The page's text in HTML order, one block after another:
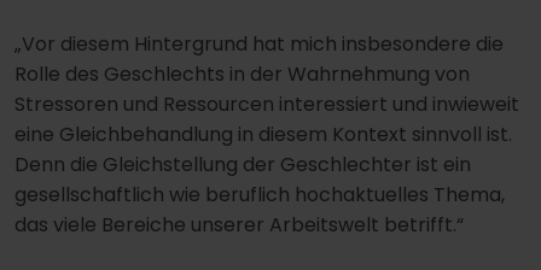
„Vor diesem Hintergrund hat mich insbesondere die
Rolle des Geschlechts in der Wahrnehmung von
Stressoren und Ressourcen interessiert und inwieweit
eine Gleichbehandlung in diesem Kontext sinnvoll ist.
Denn die Gleichstellung der Geschlechter ist ein
gesellschaftlich wie beruflich hochaktuelles Thema,
das viele Bereiche unserer Arbeitswelt betrifft.“